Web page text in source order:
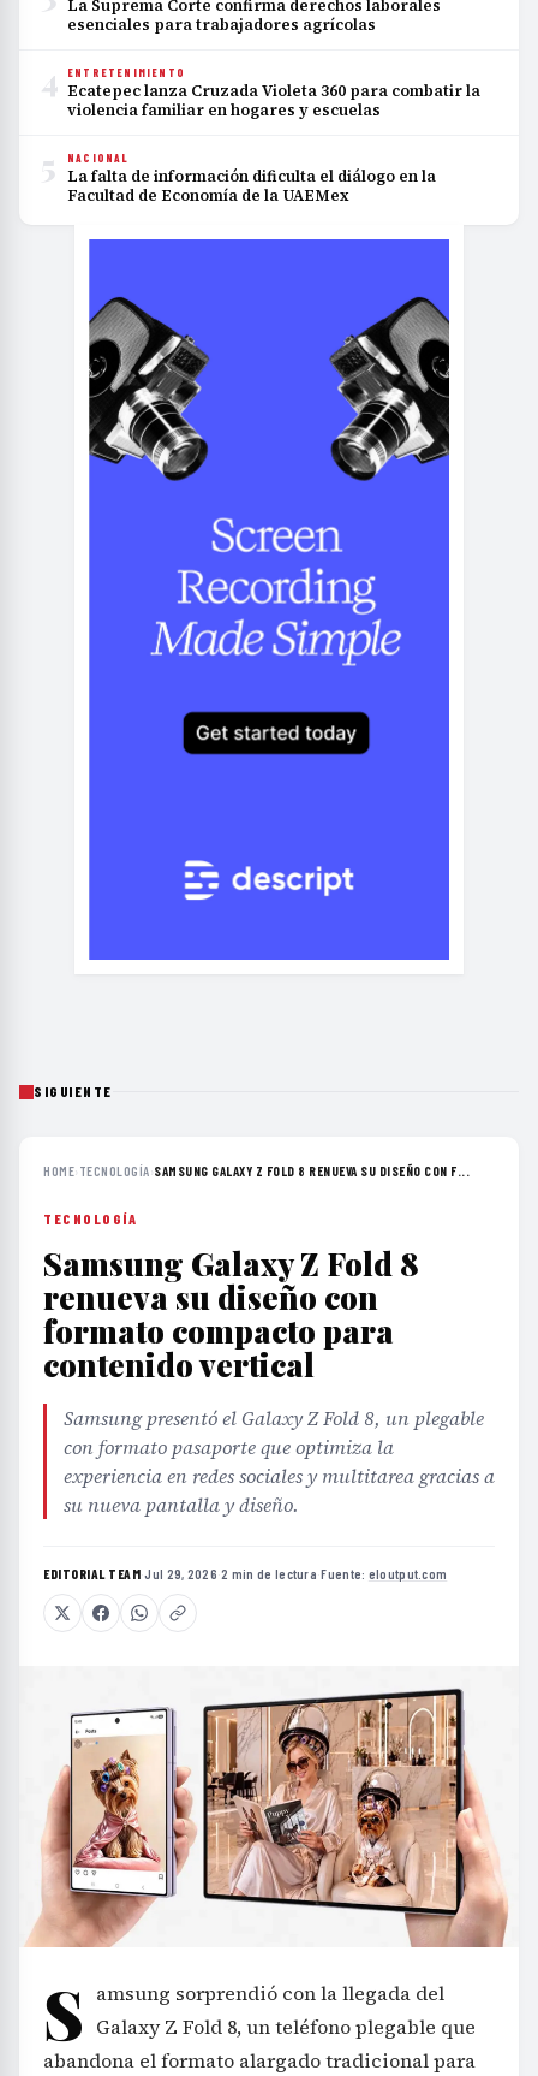
La Suprema Corte confirma derechos laborales
esenciales para trabajadores agrícolas
4 ENTRETENIMIENTO
Ecatepec lanza Cruzada Violeta 360 para combatir la
violencia familiar en hogares y escuelas
5 NACIONAL
La falta de información dificulta el diálogo en la
Facultad de Economía de la UAEMex
SIGUIENTE
HOME› TECNOLOGÍA›SAMSUNG GALAXY Z FOLD 8 RENUEVA SU DISEÑO CON F...
TECNOLOGÍA
Samsung Galaxy Z Fold 8
renueva su diseño con
formato compacto para
contenido vertical
Samsung presentó el Galaxy Z Fold 8, un plegable
con formato pasaporte que optimiza la
experiencia en redes sociales y multitarea gracias a
su nueva pantalla y diseño.
EDITORIAL TEAM·Jul 29, 2026·2 min de lectura·Fuente: eloutput.com
S amsung sorprendió con la llegada del
Galaxy Z Fold 8, un teléfono plegable que
abandona el formato alargado tradicional para